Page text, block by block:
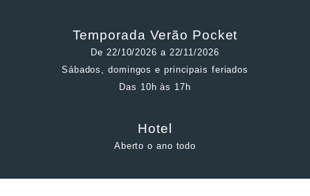
Temporada Verão Pocket
De 22/10/2026 a 22/11/2026
Sábados, domingos e principais feriados
Das 10h às 17h
Hotel
Aberto o ano todo